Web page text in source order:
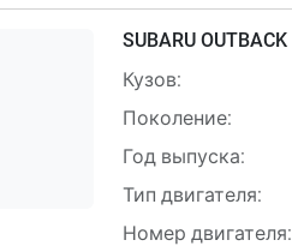
SUBARU OUTBACK
Кузов:
Поколение:
Год выпуска:
Тип двигателя:
Номер двигателя: